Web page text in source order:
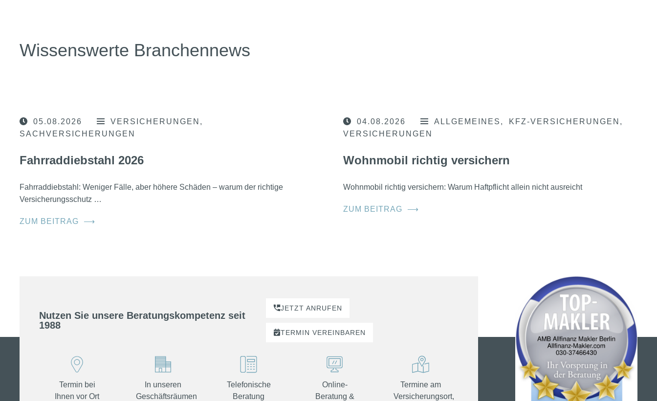
Wissenswerte Branchennews
05.08.2026
VERSICHERUNGEN
SACHVERSICHERUNGEN
Fahrraddiebstahl 2026
Fahrraddiebstahl: Weniger Fälle, aber höhere Schäden – warum der richtige
Versicherungsschutz …
ZUM BEITRAG ⟶
04.08.2026 ALLGEMEINES
KFZ-VERSICHERUNGEN
VERSICHERUNGEN
Wohnmobil richtig versichern
Wohnmobil richtig versichern: Warum Haftpflicht allein nicht ausreicht
ZUM BEITRAG ⟶
Nutzen Sie unsere Beratungskompetenz seit
1988
JETZT ANRUFEN
TERMIN VEREINBAREN
Termin bei
Ihnen vor Ort
In unseren
Geschäftsräumen
Telefonische
Beratung
Online-
Beratung &
Termine am
Versicherungsort,